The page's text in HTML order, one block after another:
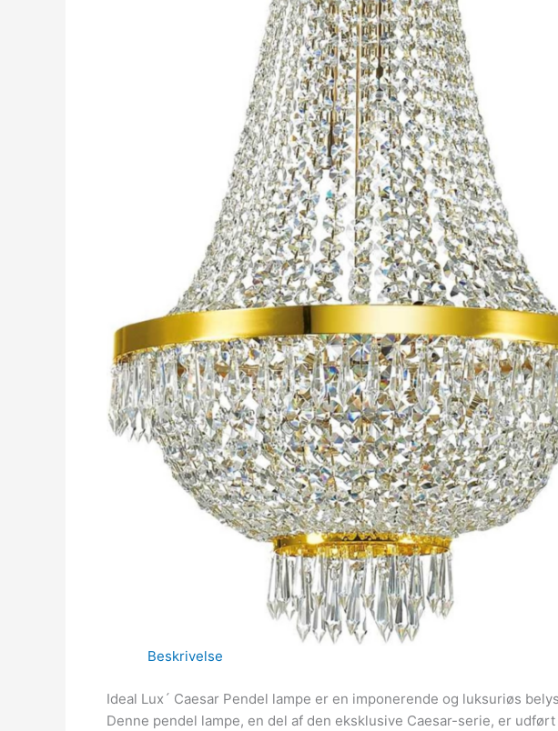
Beskrivelse
Ideal Lux´ Caesar Pendel lampe er en imponerende og luksuriøs
Denne pendel lampe, en del af den eksklusive Caesar-serie, er